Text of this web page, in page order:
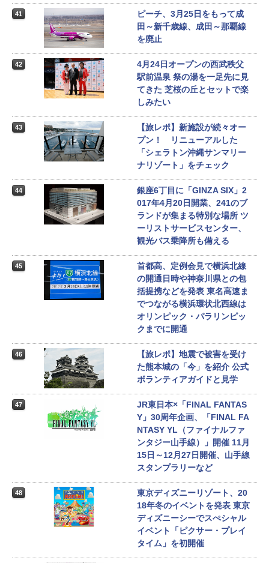
41
ピーチ、3月25日をもって成
田～新千歳線、成田～那覇線
を廃止
42
4月24日オープンの西武秩父
駅前温泉 祭の湯を一足先に見
てきた 芝桜の丘とセットで楽
しみたい
43
【旅レポ】新施設が続々オー
プン！ リニューアルした
「シェラトン沖縄サンマリー
ナリゾート」をチェック
44
銀座6丁目に「GINZA SIX」2
017年4月20日開業、241のブ
ランドが集まる特別な場所 ツ
ーリストサービスセンター、
観光バス乗降所も備える
45
首都高、定例会見で横浜北線
の開通日時や神奈川県との包
括提携などを発表 東名高速ま
でつながる横浜環状北西線は
オリンピック・パラリンピッ
クまでに開通
46
【旅レポ】地震で被害を受け
た熊本城の「今」を紹介 公式
ボランティアガイドと見学
47
JR東日本×「FINAL FANTAS
Y」30周年企画、「FINAL FA
NTASY YL（ファイナルファ
ンタジー山手線）」開催 11月
15日～12月27日開催、山手線
スタンプラリーなど
48
東京ディズニーリゾート、20
18年冬のイベントを発表 東京
ディズニーシーでスぺシャル
イベント「ピクサー・プレイ
タイム」を初開催